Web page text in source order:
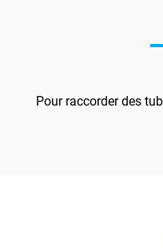
Pour raccorder des